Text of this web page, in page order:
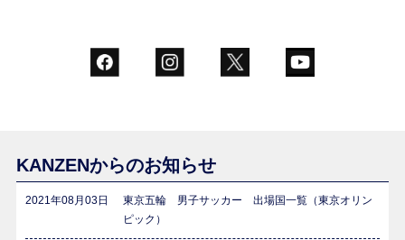
KANZENからのお知らせ
2021年08月03日
東京五輪 男子サッカー 出場国一覧（東京オリン
ピック）